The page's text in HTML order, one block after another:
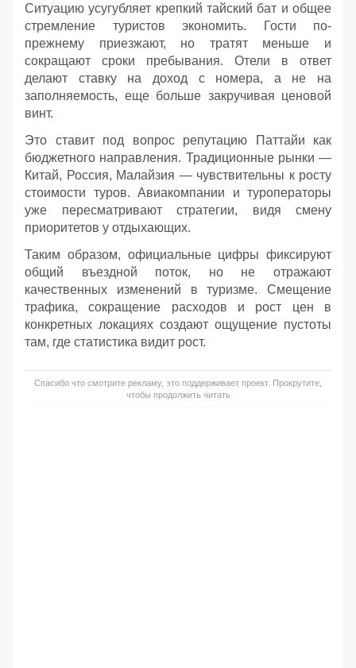
Ситуацию усугубляет крепкий тайский бат и общее
стремление туристов экономить. Гости по-
прежнему приезжают, но тратят меньше и
сокращают сроки пребывания. Отели в ответ
делают ставку на доход с номера, а не на
заполняемость, еще больше закручивая ценовой
винт.
Это ставит под вопрос репутацию Паттайи как
бюджетного направления. Традиционные рынки —
Китай, Россия, Малайзия — чувствительны к росту
стоимости туров. Авиакомпании и туроператоры
уже пересматривают стратегии, видя смену
приоритетов у отдыхающих.
Таким образом, официальные цифры фиксируют
общий въездной поток, но не отражают
качественных изменений в туризме. Смещение
трафика, сокращение расходов и рост цен в
конкретных локациях создают ощущение пустоты
там, где статистика видит рост.
Спасибо что смотрите рекламу, это поддерживает проект. Прокрутите,
чтобы продолжить читать